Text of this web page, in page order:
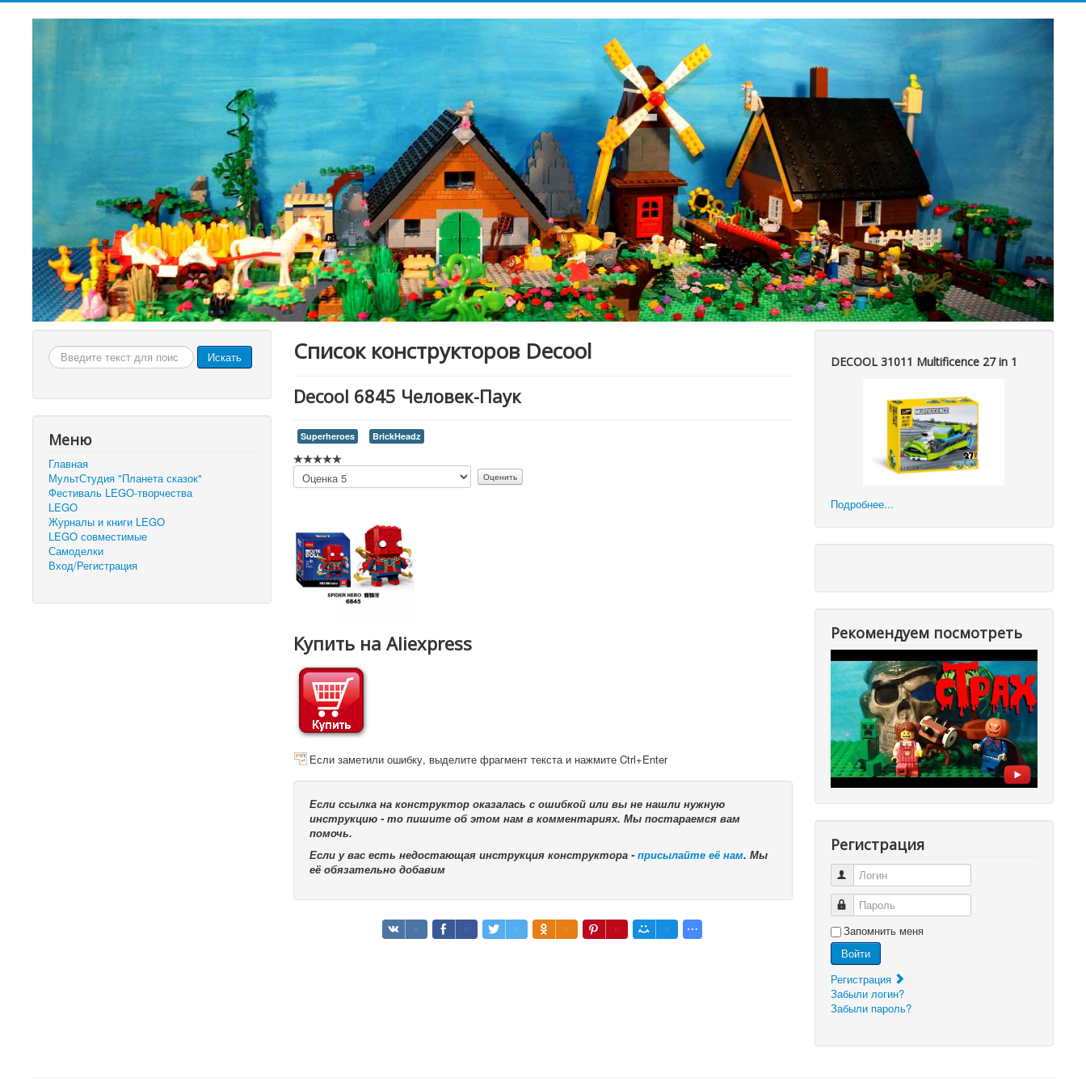
Искать... Искать
Меню
Главная
МультСтудия "Планета сказок"
Фестиваль LEGO-творчества
LEGO
Журналы и книги LEGO
LEGO совместимые
Самоделки
Вход/Регистрация
Список конструкторов Decool
Decool 6845 Человек-Паук
Superheroes BrickHeadz
Пожалуйста,
оцените
Купить на Aliexpress
Если заметили ошибку, выделите фрагмент текста и нажмите Ctrl+Enter
Если ссылка на конструктор оказалась с ошибкой или вы не нашли нужную
инструкцию - то пишите об этом нам в комментариях. Мы постараемся вам
помочь.
Если у вас есть недостающая инструкция конструктора -присылайте её нам. Мы
её обязательно добавим
DECOOL 31011 Multificence 27 in 1
Подробнее...
Рекомендуем посмотреть
Регистрация
Логин
Пароль
Запомнить меня
Войти
Регистрация
Забыли логин?
Забыли пароль?